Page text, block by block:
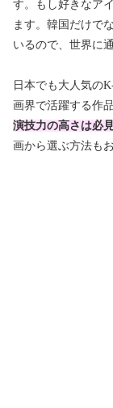
す。もし好きなア
ます。韓国だけで
いるので、世界に
日本でも大人気の
画界で活躍する作
演技力の高さは必
画から選ぶ方法も